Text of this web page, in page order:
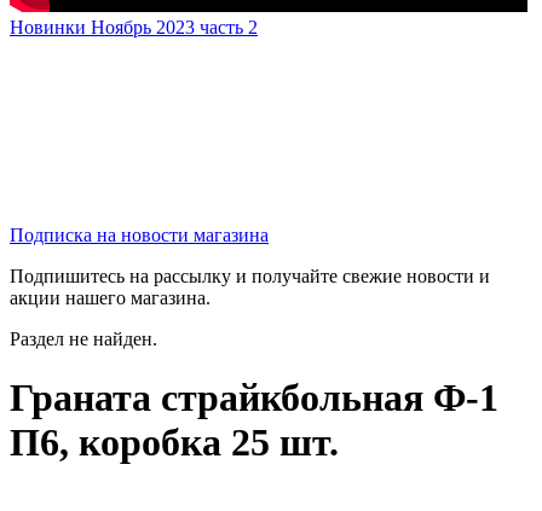
Новинки Ноябрь 2023 часть 2
Подписка на новости магазина
Подпишитесь на рассылку и получайте свежие новости и
акции нашего магазина.
Раздел не найден.
Граната страйкбольная Ф-1
П6, коробка 25 шт.